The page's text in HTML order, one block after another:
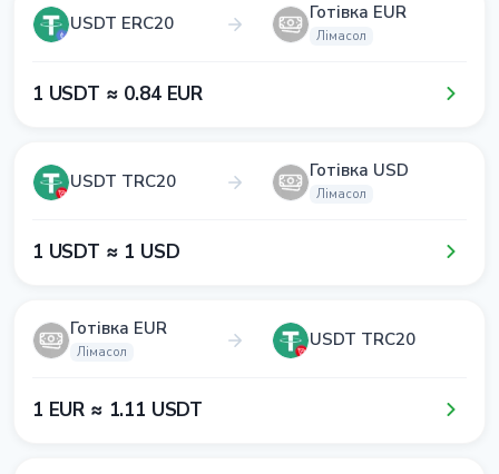
USDT ERC20 Готівка EUR
Лімасол
1​ USDT ≈ 0​.8​4​ EUR
USDT TRC20 Готівка USD
Лімасол
1​ USDT ≈ 1​ USD
Готівка EUR
Лімасол
USDT TRC20
1​ EUR ≈ 1​.1​1​ USDT